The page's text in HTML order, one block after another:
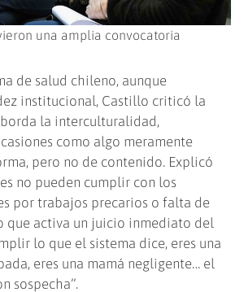
una amplia convocatoria
de salud chileno, aunque
institucional, Castillo criticó la
la interculturalidad,
como algo meramente
pero no de contenido. Explicó
no pueden cumplir con los
por trabajos precarios o falta de
que activa un juicio inmediato del
lo que el sistema dice, eres una
eres una mamá negligente… el
sospecha”.